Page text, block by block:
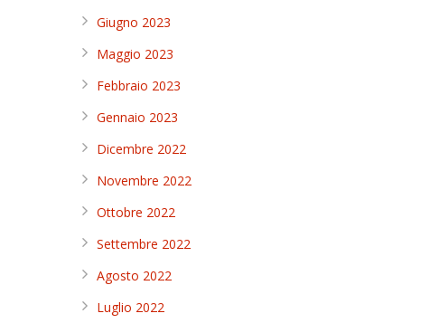
Giugno 2023
Maggio 2023
Febbraio 2023
Gennaio 2023
Dicembre 2022
Novembre 2022
Ottobre 2022
Settembre 2022
Agosto 2022
Luglio 2022